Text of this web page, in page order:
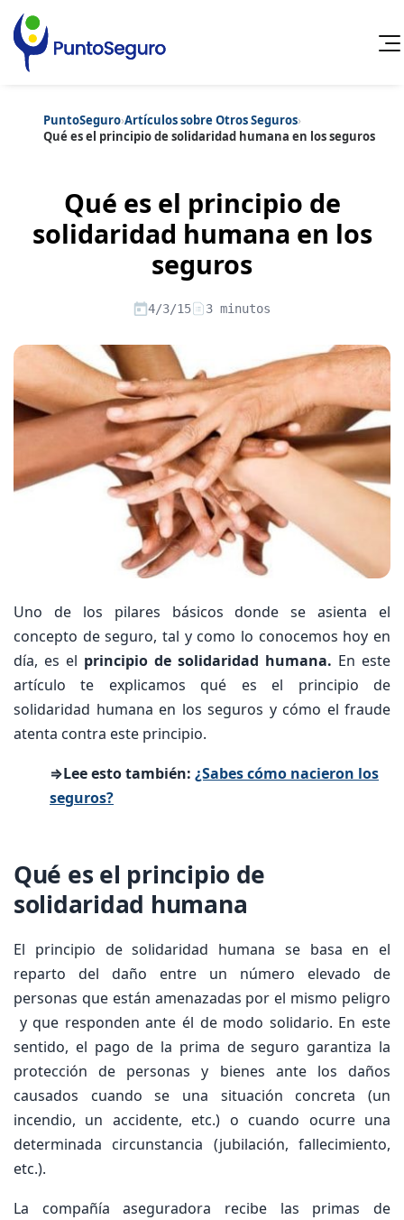
Artículos sobre Vida Sana Artículos sobre Seguros de Vida
Artículos sobre Otros Seguros
Artículos sobre Seguros de Auto
Artículos sobre Seguros de Hogar
Artículos sobre Seguros de Salud Contenido extra
Artículos sobre Educación Financiera
Artículos sobre Seguros de Decesos
Artículos sobre la Jubilación
PuntoSeguro›Artículos sobre Otros Seguros›
Qué es el principio de solidaridad humana en los seguros
Qué es el principio de
solidaridad humana en los
seguros
4/3/15 3 minutos
Uno de los pilares básicos donde se asienta el
concepto de seguro, tal y como lo conocemos hoy en
día, es el principio de solidaridad humana. En este
artículo te explicamos qué es el principio de
solidaridad humana en los seguros y cómo el fraude
atenta contra este principio.
⇒Lee esto también: ¿Sabes cómo nacieron los
seguros?
Qué es el principio de
solidaridad humana
El principio de solidaridad humana se basa en el
reparto del daño entre un número elevado de
personas que están amenazadas por el mismo peligro
y que responden ante él de modo solidario. En este
sentido, el pago de la prima de seguro garantiza la
protección de personas y bienes ante los daños
causados cuando se una situación concreta (un
incendio, un accidente, etc.) o cuando ocurre una
determinada circunstancia (jubilación, fallecimiento,
etc.).
La compañía aseguradora recibe las primas de